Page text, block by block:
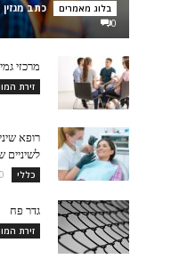
בלוג מאמרים כתב
0
מרכזי
זירת
רופא
לשיניים
כללי 30
גדר פח
זירת